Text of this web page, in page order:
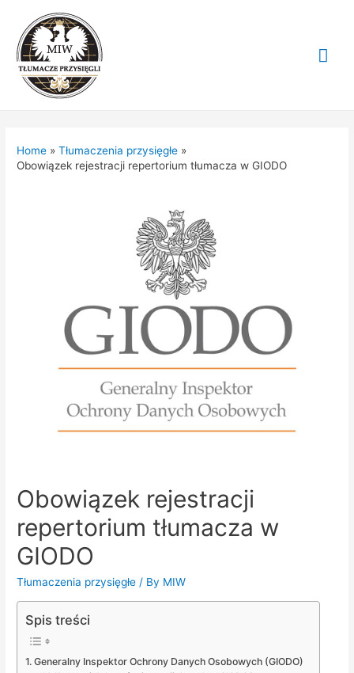
Home
Tłumaczenia przysięgłe
Obowiązek rejestracji repertorium tłumacza w GIODO
Obowiązek rejestracji
repertorium tłumacza w
GIODO
Tłumaczenia przysięgłe / By MIW
Spis treści
Generalny Inspektor Ochrony Danych Osobowych (GIODO)